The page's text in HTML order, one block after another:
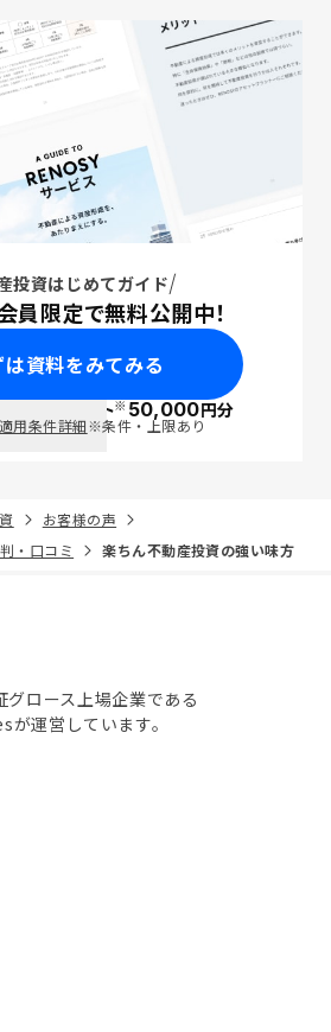
投資はじめてガイド
員限定で無料公開中！
は資料をみてみる
ポイント※50,000円分
用条件詳細※条件・上限あり
お客様の声
・口コミ
楽ちん不動産投資の強い味方
グロース上場企業である
運営しています。